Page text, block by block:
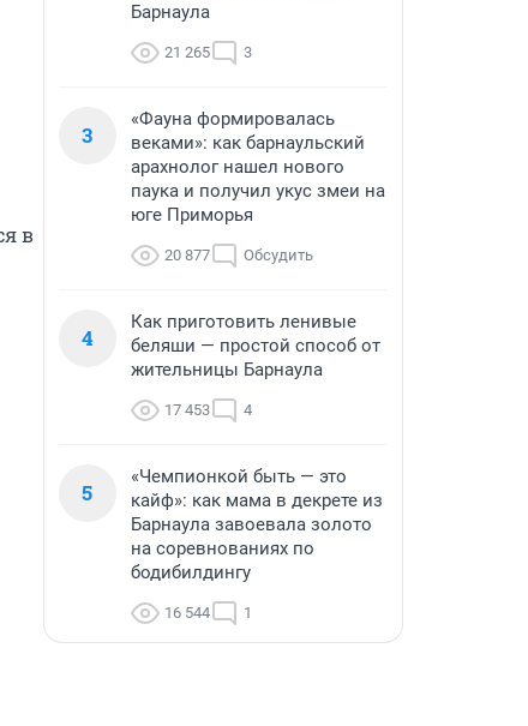
в
Барнаула
21 265 3
3
«Фауна формировалась
веками»: как барнаульский
арахнолог нашел нового
паука и получил укус змеи на
юге Приморья
20 877 Обсудить
4
Как приготовить ленивые
беляши — простой способ от
жительницы Барнаула
17 453 4
5
«Чемпионкой быть — это
кайф»: как мама в декрете из
Барнаула завоевала золото
на соревнованиях по
бодибилдингу
16 544 1